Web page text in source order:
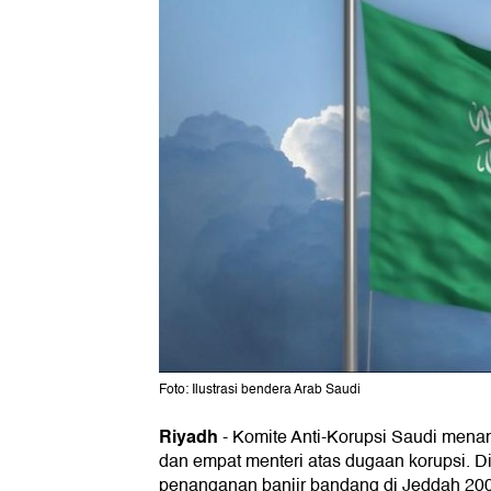
Foto: Ilustrasi bendera Arab Saudi
Riyadh-Komite Anti-Korupsi Saudi
dan empat menteri atas dugaan korupsi.